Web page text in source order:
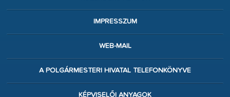
IMPRESSZUM
WEB-MAIL
A POLGÁRMESTERI HIVATAL TELEFONKÖNYVE
KÉPVISELŐI ANYAGOK